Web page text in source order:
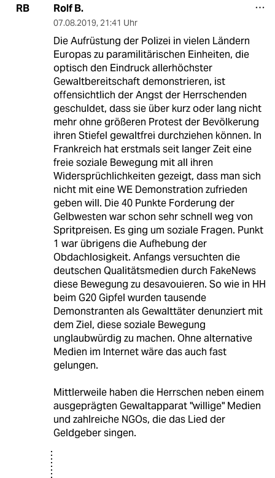
RB Rolf B.
07.08.2019, 21:41 Uhr
Die Aufrüstung der Polizei in vielen Ländern
Europas zu paramilitärischen Einheiten, die
optisch den Eindruck allerhöchster
Gewaltbereitschaft demonstrieren, ist
offensichtlich der Angst der Herrschenden
geschuldet, dass sie über kurz oder lang nicht
mehr ohne größeren Protest der Bevölkerung
ihren Stiefel gewaltfrei durchziehen können. In
Frankreich hat erstmals seit langer Zeit eine
freie soziale Bewegung mit all ihren
Widersprüchlichkeiten gezeigt, dass man sich
nicht mit eine WE Demonstration zufrieden
geben will. Die 40 Punkte Forderung der
Gelbwesten war schon sehr schnell weg von
Spritpreisen. Es ging um soziale Fragen. Punkt
1 war übrigens die Aufhebung der
Obdachlosigkeit. Anfangs versuchten die
deutschen Qualitätsmedien durch FakeNews
diese Bewegung zu desavouieren. So wie in HH
beim G20 Gipfel wurden tausende
Demonstranten als Gewalttäter denunziert mit
dem Ziel, diese soziale Bewegung
unglaubwürdig zu machen. Ohne alternative
Medien im Internet wäre das auch fast
gelungen.
Mittlerweile haben die Herrschen neben einem
ausgeprägten Gewaltapparat "willige" Medien
und zahlreiche NGOs, die das Lied der
Geldgeber singen.